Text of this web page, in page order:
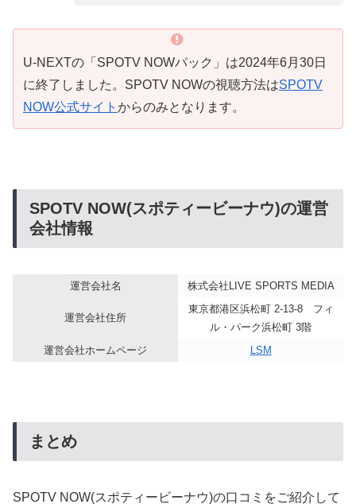
U-NEXTの「SPOTV NOWパック」は2024年6月30日
に終了しました。SPOTV NOWの視聴方法はSPOTV
NOW公式サイト からのみとなります。
SPOTV NOW(スポティービーナウ)の運営
会社情報
運営会社名 株式会社LIVE SPORTS MEDIA
運営会社住所
東京都港区浜松町 2-13-8 フィ
ル・パーク浜松町 3階
運営会社ホームページ
LSM
まとめ
SPOTV NOW(スポティービーナウ)の口コミをご紹介して